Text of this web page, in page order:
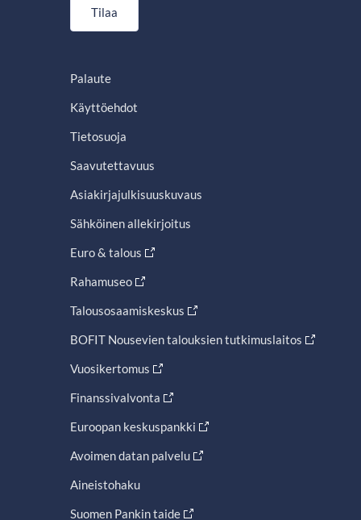
Tilaa
Palaute
Käyttöehdot
Tietosuoja
Saavutettavuus
Asiakirjajulkisuuskuvaus
Sähköinen allekirjoitus
Euro & talous
Rahamuseo
Talousosaamiskeskus
BOFIT Nousevien talouksien tutkimuslaitos
Vuosikertomus
Finanssivalvonta
Euroopan keskuspankki
Avoimen datan palvelu
Aineistohaku
Suomen Pankin taide